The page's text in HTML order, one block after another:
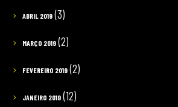
ABRIL 2019(3)
MARÇO 2019(2)
FEVEREIRO 2019(2)
JANEIRO 2019(12)